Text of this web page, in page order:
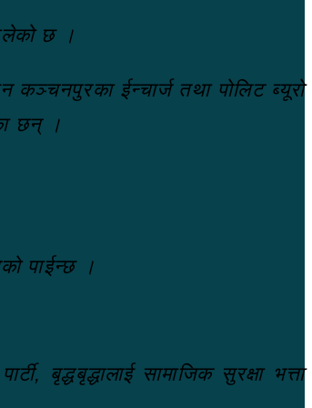
छ ।
कञ्चनपुरका ईन्चार्ज तथा पोलिट ब्यूरो
छन् ।
पाईन्छ ।
बृद्धबृद्धालाई सामाजिक सुरक्षा भत्ता